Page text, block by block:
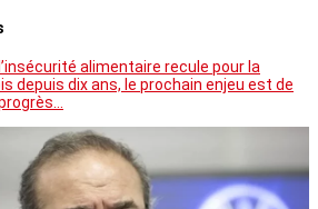
alimentaire recule pour la
depuis dix ans, le prochain enjeu est de